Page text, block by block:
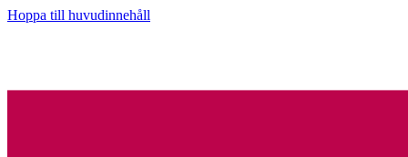
Hoppa till huvudinnehåll